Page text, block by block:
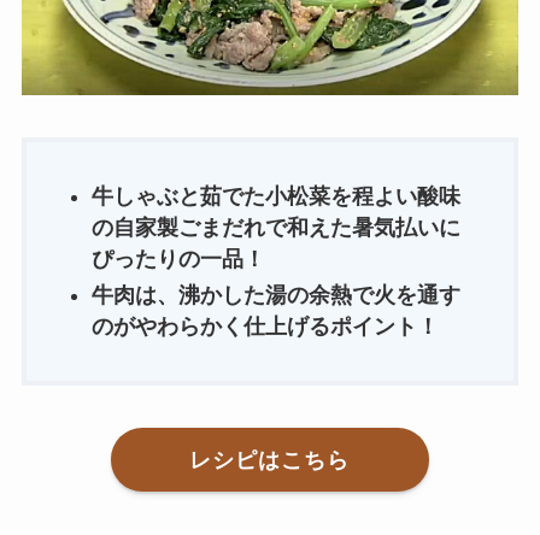
牛しゃぶと茹でた小松菜を程よい酸味
の自家製ごまだれで和えた暑気払いに
ぴったりの一品！
牛肉は、沸かした湯の余熱で火を通す
のがやわらかく仕上げるポイント！
レシピはこちら